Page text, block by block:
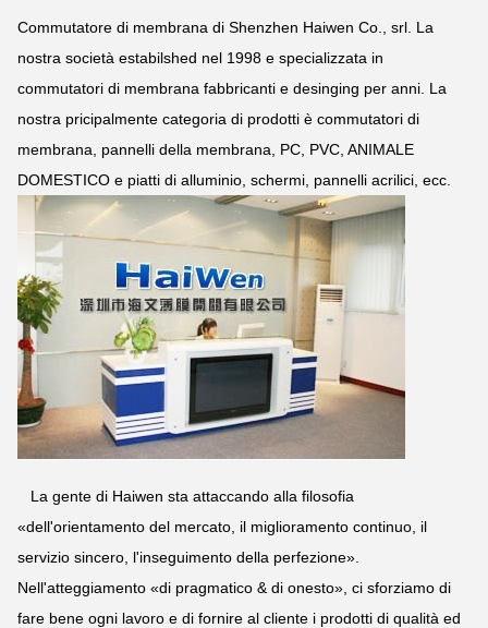
Commutatore di membrana di Shenzhen Haiwen Co., srl. La
nostra società estabilshed nel 1998 e specializzata in
commutatori di membrana fabbricanti e desinging per anni. La
nostra pricipalmente categoria di prodotti è commutatori di
membrana, pannelli della membrana, PC, PVC, ANIMALE
DOMESTICO e piatti di alluminio, schermi, pannelli acrilici, ecc.
La gente di Haiwen sta attaccando alla filosofia
«dell'orientamento del mercato, il miglioramento continuo, il
servizio sincero, l'inseguimento della perfezione».
Nell'atteggiamento «di pragmatico & di onesto», ci sforziamo di
fare bene ogni lavoro e di fornire al cliente i prodotti di qualità ed